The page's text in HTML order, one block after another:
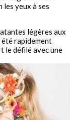
les yeux à ses
légères aux
rapidement
le défilé avec une